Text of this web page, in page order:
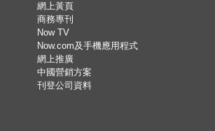
網上黃頁
商務專刊
Now TV
Now.com及手機應用程式
網上推廣
中國營銷方案
刊登公司資料